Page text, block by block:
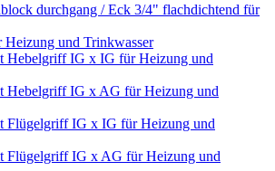
durchgang / Eck 3/4" flachdichtend für
Heizung und Trinkwasser
Hebelgriff IG x IG für Heizung und
Hebelgriff IG x AG für Heizung und
Flügelgriff IG x IG für Heizung und
Flügelgriff IG x AG für Heizung und